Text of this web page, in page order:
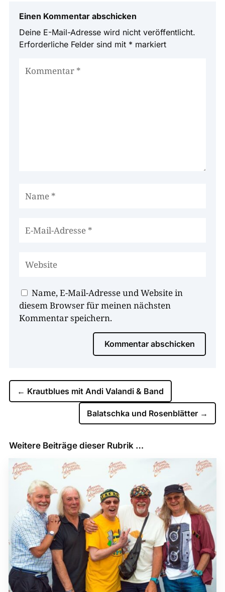
Einen Kommentar abschicken
Deine E-Mail-Adresse wird nicht veröffentlicht.
Erforderliche Felder sind mit * markiert
Name, E-Mail-Adresse und Website in
diesem Browser für meinen nächsten
Kommentar speichern.
Kommentar abschicken
← Krautblues mit Andi Valandi & Band
Balatschka und Rosenblätter →
Weitere Beiträge dieser Rubrik …